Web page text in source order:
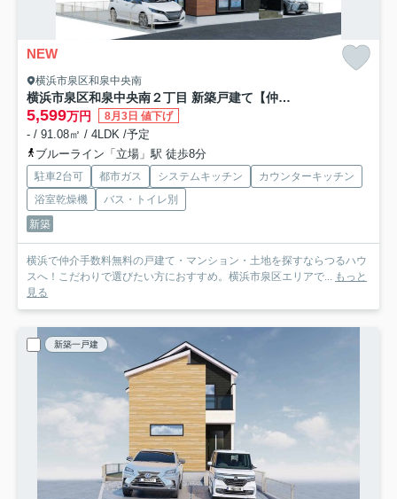
NEW
横浜市泉区和泉中央南
横浜市泉区和泉中央南２丁目 新築戸建て【仲介手数料無料】カースペース2台
5,599万円 8月3日 値下げ
- / 91.08㎡ / 4LDK /予定
ブルーライン「立場」駅 徒歩8分
駐車2台可 都市ガス システムキッチン
カウンターキッチン
浴室乾燥機
バス・トイレ別
新築
横浜で仲介手数料無料の戸建て・マンション・土地を探すならつるハウ
スへ！こだわりで選びたい方におすすめ。横浜市泉区エリアで...
もっと
見る
新築一戸建